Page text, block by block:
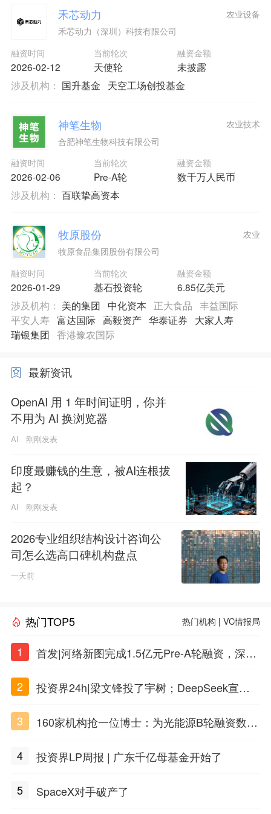
禾芯动力
禾芯动力（深圳）科技有限公司
融资时间
2026-02-12
当前轮次
天使轮
融资金额
未披露
农业设备
涉及机构： 国升基金 天空工场创投基金
神笔生物
合肥神笔生物科技有限公司
融资时间
2026-02-06
当前轮次
Pre-A轮
融资金额
数千万人民币
农业技术
涉及机构： 百联挚高资本
牧原股份
牧原食品集团股份有限公司
融资时间
2026-01-29
当前轮次
基石投资轮
融资金额
6.85亿美元
农业
涉及机构： 美的集团 中化资本 正大食品 丰益国际
平安人寿 富达国际 高毅资产 华泰证券
大家人寿
瑞银集团 香港豫农国际
最新资讯
OpenAI 用 1 年时间证明，你并
不用为 AI 换浏览器
AI 刚刚发表
印度最赚钱的生意，被AI连根拔
起？
AI 刚刚发表
2026专业组织结构设计咨询公
司怎么选高口碑机构盘点
一天前
热门TOP5 热门机构 |VC情报局
1
首发|河络新图完成1.5亿元Pre-A轮融资，深耕i
2
投资界24h|梁文锋投了宇树；DeepSeek宣布
3
160家机构抢一位博士：为光能源B轮融资数亿
4
投资界LP周报 | 广东千亿母基金开始了
5 SpaceX对手破产了